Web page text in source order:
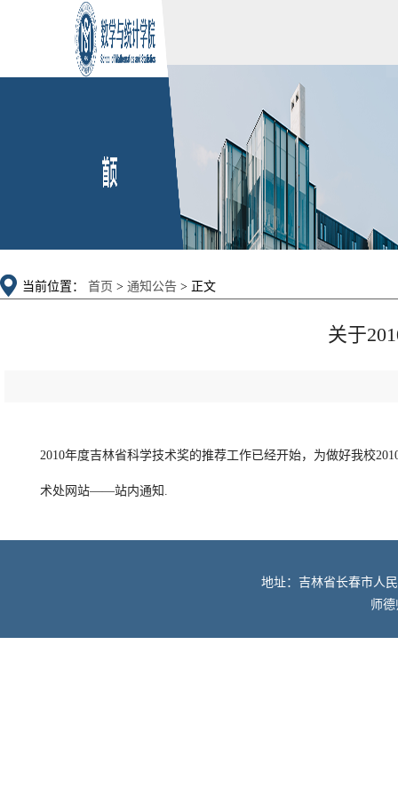
当前位置： 首页 > 通知公告 > 正文
关于
2010年度吉林省科学技术奖的推荐工作已经开始，为做好我校
术处网站——站内通知.
地址：吉林省长春市人
师德